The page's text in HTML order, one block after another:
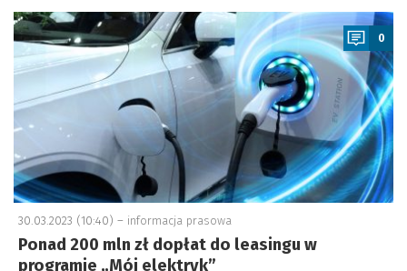
a
0
30.03.2023 (10:40) – informacja prasowa
Ponad 200 mln zł dopłat do leasingu w
programie „Mój elektryk”